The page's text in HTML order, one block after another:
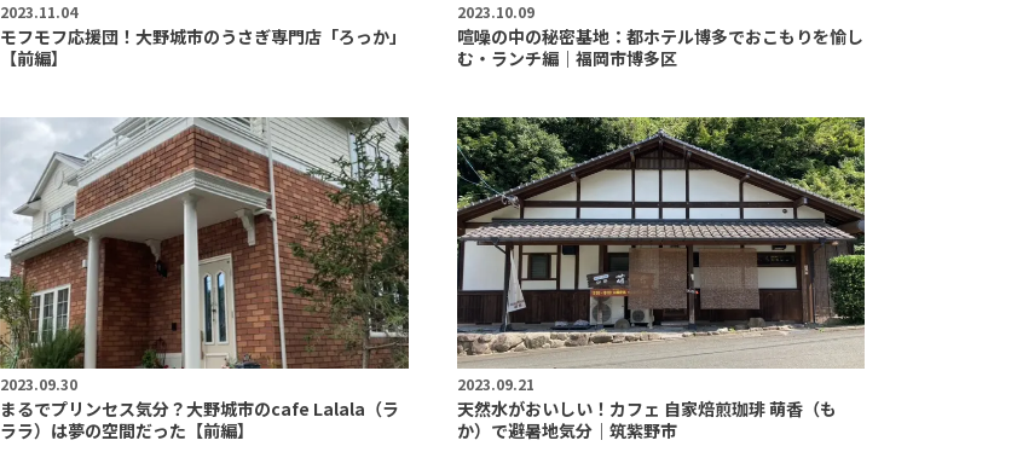
2023.11.04
モフモフ応援団！大野城市のうさぎ専門店「ろっか」
【前編】
2023.10.09
喧噪の中の秘密基地：都ホテル博多でおこもりを愉し
む・ランチ編｜福岡市博多区
2023.09.30
まるでプリンセス気分？大野城市のcafe Lalala（ラ
ララ）は夢の空間だった【前編】
2023.09.21
天然水がおいしい！カフェ 自家焙煎珈琲 萌香（も
か）で避暑地気分｜筑紫野市